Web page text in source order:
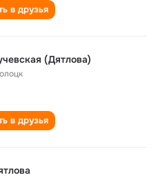
в друзья
(Дятлова)
в друзья